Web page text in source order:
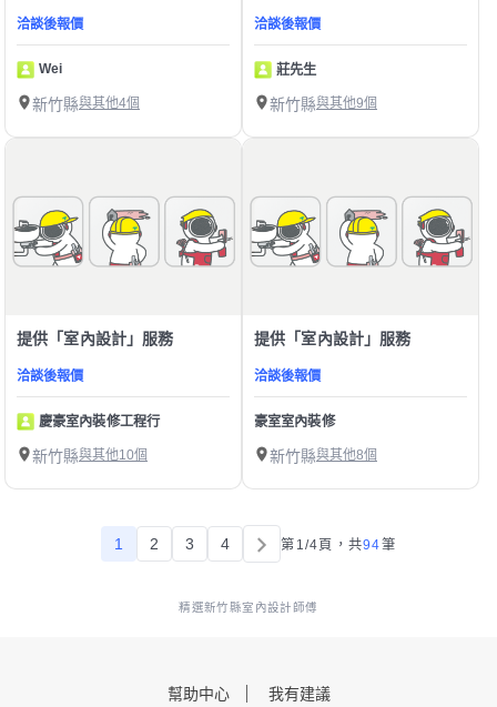
洽談後報價
Wei
新竹縣與其他4個
洽談後報價
莊先生
新竹縣與其他9個
提供「室內設計」服務
洽談後報價
慶豪室內裝修工程行
新竹縣與其他10個
提供「室內設計」服務
洽談後報價
豪室室內裝修
新竹縣與其他8個
1 2 3 4 第1/4頁， 共94筆
精選新竹縣室內設計師傅
幫助中心 我有建議